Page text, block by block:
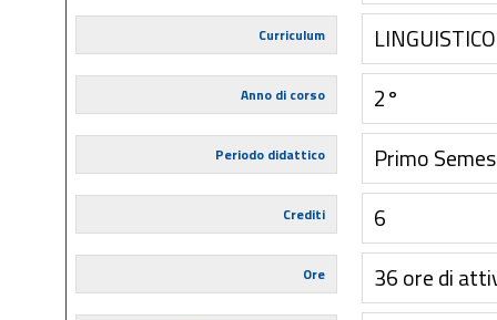
Curriculum
Anno di corso 2°
Periodo didattico Primo
Crediti 6
Ore 36 ore di